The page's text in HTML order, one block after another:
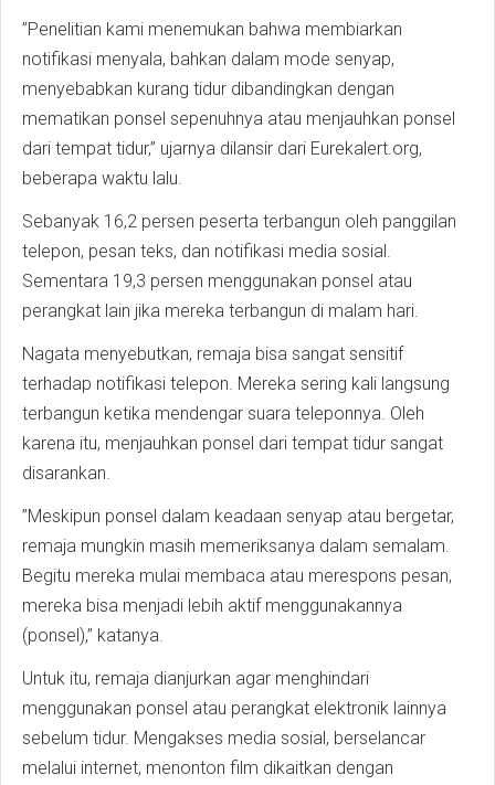
”Penelitian kami menemukan bahwa membiarkan
notifikasi menyala, bahkan dalam mode senyap,
menyebabkan kurang tidur dibandingkan dengan
mematikan ponsel sepenuhnya atau menjauhkan ponsel
dari tempat tidur,” ujarnya dilansir dari Eurekalert.org,
beberapa waktu lalu.
Sebanyak 16,2 persen peserta terbangun oleh panggilan
telepon, pesan teks, dan notifikasi media sosial.
Sementara 19,3 persen menggunakan ponsel atau
perangkat lain jika mereka terbangun di malam hari.
Nagata menyebutkan, remaja bisa sangat sensitif
terhadap notifikasi telepon. Mereka sering kali langsung
terbangun ketika mendengar suara teleponnya. Oleh
karena itu, menjauhkan ponsel dari tempat tidur sangat
disarankan.
”Meskipun ponsel dalam keadaan senyap atau bergetar,
remaja mungkin masih memeriksanya dalam semalam.
Begitu mereka mulai membaca atau merespons pesan,
mereka bisa menjadi lebih aktif menggunakannya
(ponsel),” katanya.
Untuk itu, remaja dianjurkan agar menghindari
menggunakan ponsel atau perangkat elektronik lainnya
sebelum tidur. Mengakses media sosial, berselancar
melalui internet, menonton film dikaitkan dengan